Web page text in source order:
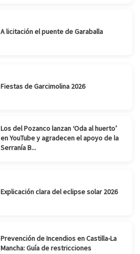
A licitación el puente de Garaballa
Fiestas de Garcimolina 2026
Los del Pozanco lanzan ‘Oda al huerto’
en YouTube y agradecen el apoyo de la
Serranía B...
Explicación clara del eclipse solar 2026
Prevención de Incendios en Castilla-La
Mancha: Guía de restricciones